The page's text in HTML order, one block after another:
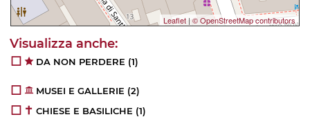
Leaflet | © OpenStreetMap contributors
DA NON PERDERE (1)
MUSEI E GALLERIE (2)
CHIESE E BASILICHE (1)